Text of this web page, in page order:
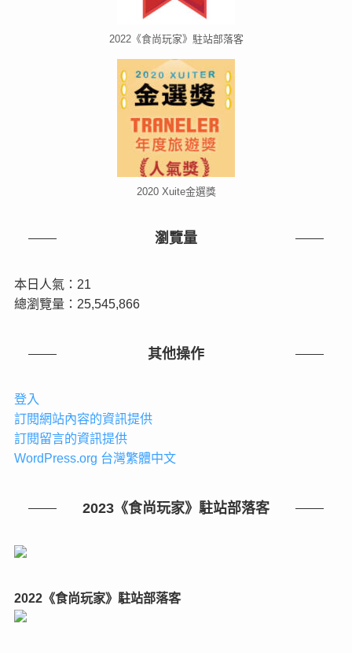
2022《食尚玩家》駐站部落客
2020 Xuite金選獎
瀏覽量
本日人氣：21
總瀏覽量：25,545,866
其他操作
登入
訂閱網站內容的資訊提供
訂閱留言的資訊提供
WordPress.org 台灣繁體中文
2023《食尚玩家》駐站部落客
2022《食尚玩家》駐站部落客